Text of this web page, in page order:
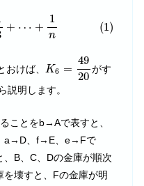
+ ⋯ +
1
n
(1)
おけば、 K6 =
49
20
20
がす
説明します。
ことをb→Aで表すと、
a→D、f→E、e→Fで
B、C、Dの金庫が順次
壊すと、Fの金庫が明